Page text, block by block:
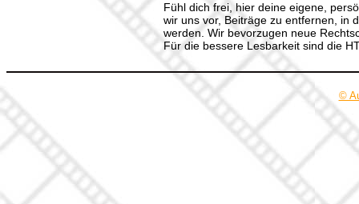
Fühl dich frei, hier deine eigene,
wir uns vor, Beiträge zu entfernen, in
werden. Wir bevorzugen neue
Für die bessere Lesbarkeit sind die
©